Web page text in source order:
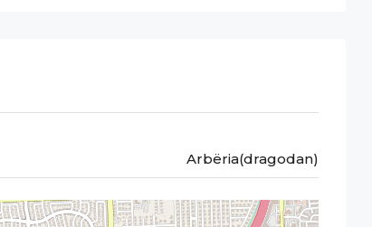
Arbëria(dragodan)